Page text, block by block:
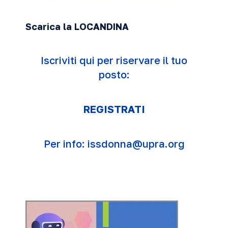
Scarica la LOCANDINA
Iscriviti qui per riservare il tuo
posto:
REGISTRATI
Per info: issdonna@upra.org